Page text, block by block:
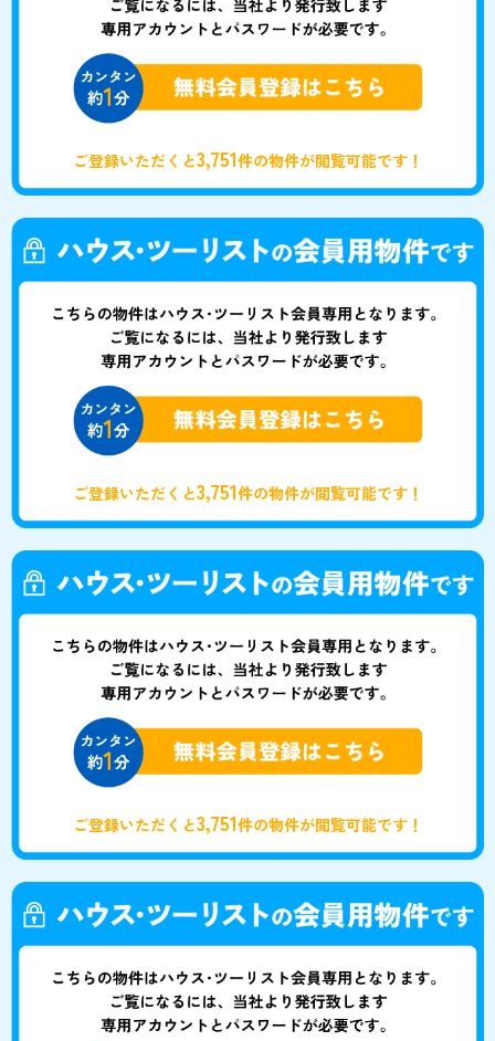
ご登録いただくと3,751件の物件が閲覧可能です！
ご登録いただくと3,751件の物件が閲覧可能です！
ご登録いただくと3,751件の物件が閲覧可能です！